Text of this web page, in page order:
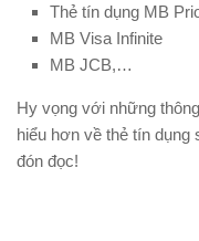
Thẻ tín dụng MB
MB Visa Infinite
MB JCB,…
Hy vọng với những
hiểu hơn về thẻ tín dụng
đón đọc!